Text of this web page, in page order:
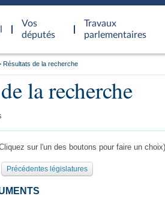
Vos
députés
Travaux
parlementaires
l'Assemblée
Résultats de la recherche
la recherche
sur l'un des boutons pour faire un choix)
Précédentes législatures